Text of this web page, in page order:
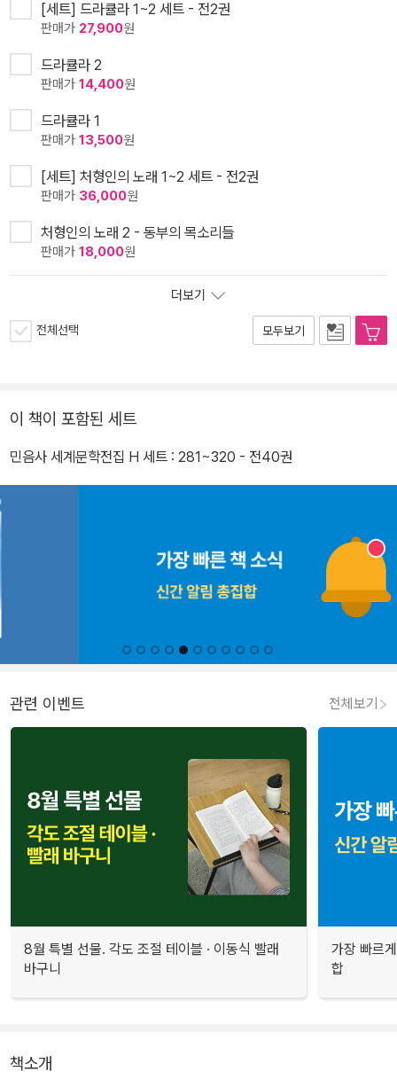
[세트] 드라큘라 1~2 세트 - 전2권
판매가 27,900원
드라큘라 2
판매가 14,400원
드라큘라 1
판매가 13,500원
[세트] 처형인의 노래 1~2 세트 - 전2권
판매가 36,000원
처형인의 노래 2 - 동부의 목소리들
판매가 18,000원
더보기
전체선택 모두보기
이 책이 포함된 세트
민음사 세계문학전집 H 세트 : 281~320 - 전40권
관련 이벤트 전체보기
8월 특별 선물. 각도 조절 테이블 · 이동식 빨래
바구니
가장 빠르
합
책소개